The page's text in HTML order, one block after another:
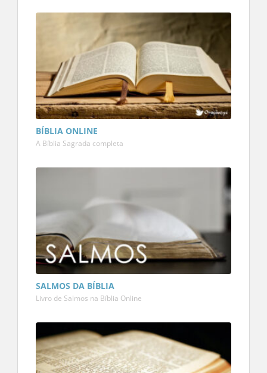
BÍBLIA ONLINE
A Bíblia Sagrada completa
SALMOS DA BÍBLIA
Livro de Salmos na Bíblia Online